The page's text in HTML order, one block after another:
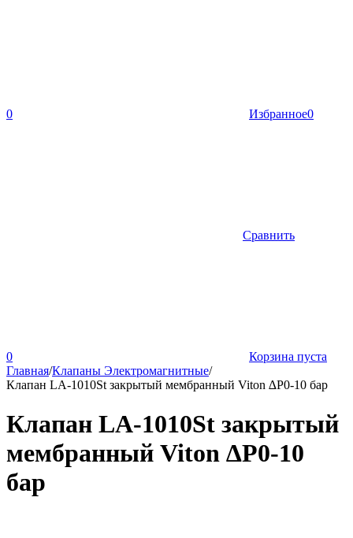
0 Избранное0
Сравнить
0
Корзина пуста
Главная/Клапаны Электромагнитные/
Клапан LA-1010St закрытый мембранный Viton ∆P0-10 бар
Клапан LA-1010St закрытый
мембранный Viton ∆P0-10
бар